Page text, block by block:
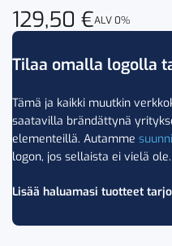
129,50 €ALV 0%
Tilaa omalla logolla
Tämä ja kaikki muutkin
saatavilla brändättynä
elementeillä. Autamme
logon, jos sellaista ei vielä ole.
Lisää haluamasi tuotteet